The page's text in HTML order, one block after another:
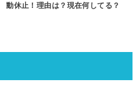
動休止！理由は？現在何してる？